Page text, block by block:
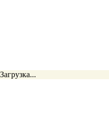
Загрузка...